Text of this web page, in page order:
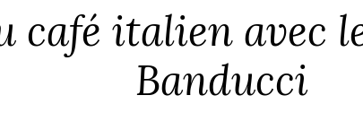
café italien avec
Banducci